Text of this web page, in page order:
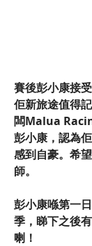
賽後彭小康接
佢新旅途值得
闆Malua
彭小康，認為
感到自豪。希
師。
彭小康喺第一
季，睇下之後
喇！